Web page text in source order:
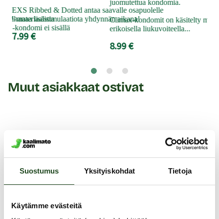
Suostumus Yksityiskohdat Tietoja
Käytämme evästeitä
materiaalista
-kondomi ei sisällä
EXS Ribbed & Dotted antaa saavalle osapuolelle
ihanaa lisästimulaatiota yhdynnän aikana!
7.99 €
juomutettua kondomia.
Climax-kondomit on käsitelty
erikoisella liukuvoiteella...
8.99 €
Muut asiakkaat ostivat